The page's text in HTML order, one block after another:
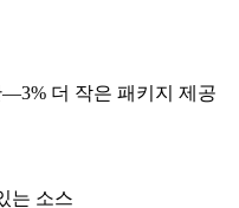
더 작은 패키지 제공
는 소스